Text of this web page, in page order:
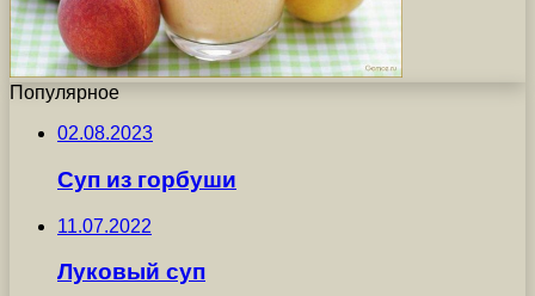
Популярное
02.08.2023
Суп из горбуши
11.07.2022
Луковый суп